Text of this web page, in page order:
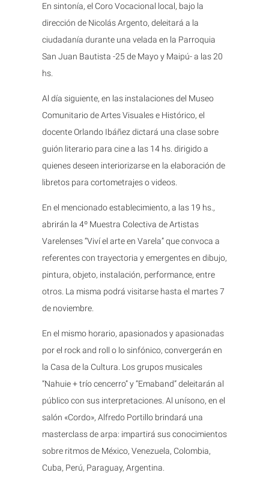
En sintonía, el Coro Vocacional local, bajo la
dirección de Nicolás Argento, deleitará a la
ciudadanía durante una velada en la Parroquia
San Juan Bautista -25 de Mayo y Maipú- a las 20
hs.
Al día siguiente, en las instalaciones del Museo
Comunitario de Artes Visuales e Histórico, el
docente Orlando Ibáñez dictará una clase sobre
guión literario para cine a las 14 hs. dirigido a
quienes deseen interiorizarse en la elaboración de
libretos para cortometrajes o videos.
En el mencionado establecimiento, a las 19 hs.,
abrirán la 4º Muestra Colectiva de Artistas
Varelenses “Viví el arte en Varela” que convoca a
referentes con trayectoria y emergentes en dibujo,
pintura, objeto, instalación, performance, entre
otros. La misma podrá visitarse hasta el martes 7
de noviembre.
En el mismo horario, apasionados y apasionadas
por el rock and roll o lo sinfónico, convergerán en
la Casa de la Cultura. Los grupos musicales
“Nahuie + trío cencerro” y “Emaband” deleitarán al
público con sus interpretaciones. Al unísono, en el
salón «Cordo», Alfredo Portillo brindará una
masterclass de arpa: impartirá sus conocimientos
sobre ritmos de México, Venezuela, Colombia,
Cuba, Perú, Paraguay, Argentina.